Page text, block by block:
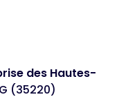
des Hautes-
(35220)